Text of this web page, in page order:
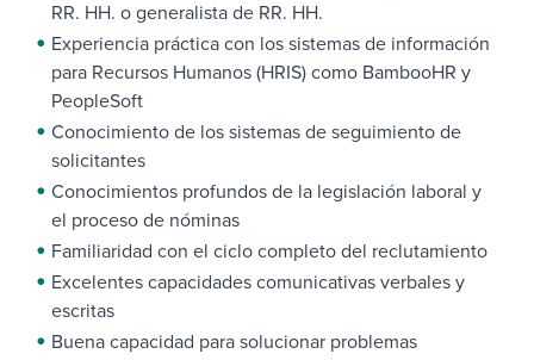
RR. HH. o generalista de RR. HH.
Experiencia práctica con los sistemas de información
para Recursos Humanos (HRIS) como BambooHR y
PeopleSoft
Conocimiento de los sistemas de seguimiento de
solicitantes
Conocimientos profundos de la legislación laboral y
el proceso de nóminas
Familiaridad con el ciclo completo del reclutamiento
Excelentes capacidades comunicativas verbales y
escritas
Buena capacidad para solucionar problemas